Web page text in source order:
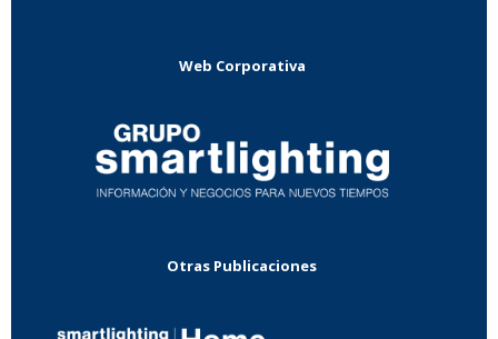
Web Corporativa
Otras Publicaciones